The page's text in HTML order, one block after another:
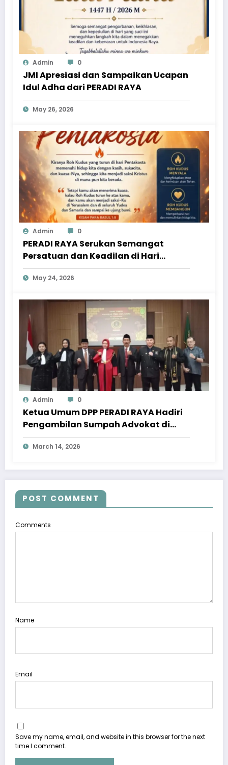
Admin 0
JMI Apresiasi dan Sampaikan Ucapan
Idul Adha dari PERADI RAYA
May 26, 2026
Admin 0
PERADI RAYA Serukan Semangat
Persatuan dan Keadilan di Hari
Pentakosta
May 24, 2026
Admin 0
Ketua Umum DPP PERADI RAYA Hadiri
Pengambilan Sumpah Advokat di
Pengadilan Tinggi Jawa Tengah
March 14, 2026
POST COMMENT
Comments
Name
Email
Save my name, email, and website in this browser for the next
time I comment.